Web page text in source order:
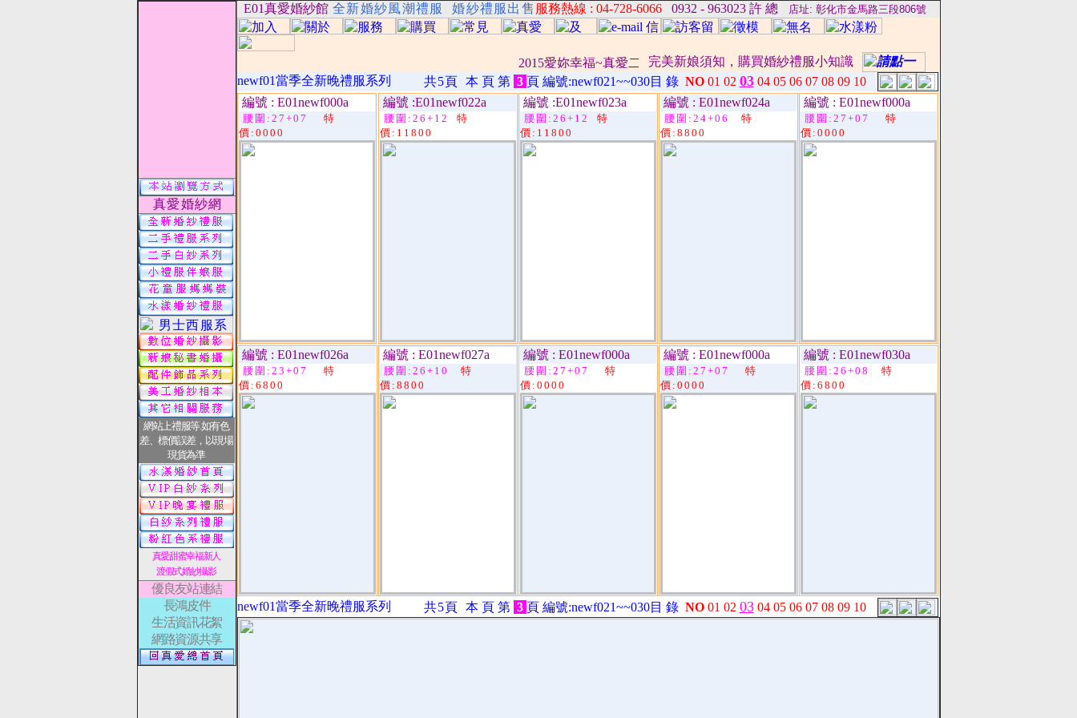
真 愛 婚 紗 網
網站上禮服等.如有色
差、標價誤差，以現場
現貨為準
真愛甜蜜幸福新人
渡假式婚紗攝影
優良友站連結
長鴻皮件
生活資訊花絮
網路資源共享
E01真愛婚紗館全新婚紗風潮禮服 婚紗禮服出售 服務熱線 : 04-728-6066 0932 - 963023 許 總 店址: 彰化市金馬路三段806號
2015愛妳幸福~真愛二十周年慶，購買全新婚紗與二手禮服，第二件半價(限同額商品)。數量有限售
完美新娘須知，購買婚紗禮服小知識
newf01當季全新晚禮服系列
共5頁 本 頁 第 3 頁 編號:newf021~~030目 錄 NO 01 02 03 04 05 06 07 08 09 10
編號 : E01newf000a
腰圍:27+07
特
價:0000
編號 :E01newf022a
腰圍:26+12
特
價:11800
編號 :E01newf023a
腰圍:26+12
特
價:11800
編號 : E01newf024a
腰圍:24+06
特
價:8800
編號 : E01newf000a
腰圍:27+07
特
價:0000
編號 : E01newf026a
腰圍:23+07
特
價:6800
編號 : E01newf027a
腰圍:26+10
特
價:8800
編號 : E01newf000a
腰圍:27+07
特
價:0000
編號 : E01newf000a
腰圍:27+07
特
價:0000
編號 : E01newf030a
腰圍:26+08
特
價:6800
newf01當季全新晚禮服系列 共5頁 本 頁 第 3 頁 編號:newf021~~030目 錄 NO 01 02 03 04 05 06 07 08 09 10